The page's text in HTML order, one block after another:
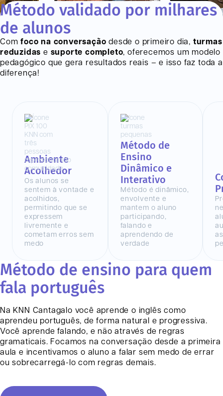
Método validado por milhares
de alunos
Comfoco na conversação desde o primeiro dia, turmas
reduzidas e suporte completo, oferecemos um modelo
pedagógico que gera resultados reais – e isso faz toda a
diferença!
Ambiente
Acolhedor
Os alunos se
sentem à vontade e
acolhidos,
permitindo que se
expressem
livremente e
cometam erros sem
medo
Método de
Ensino
Dinâmico e
Interativo
Método é dinâmico,
envolvente e
mantem o aluno
participando,
falando e
aprendendo de
verdade
Método de ensino para quem
fala português
Na KNN Cantagalo você aprende o inglês como
aprendeu português, de forma natural e progressiva.
Você aprende falando, e não através de regras
gramaticais. Focamos na conversação desde a primeira
aula e incentivamos o aluno a falar sem medo de errar
ou sobrecarregá-lo com regras demais.